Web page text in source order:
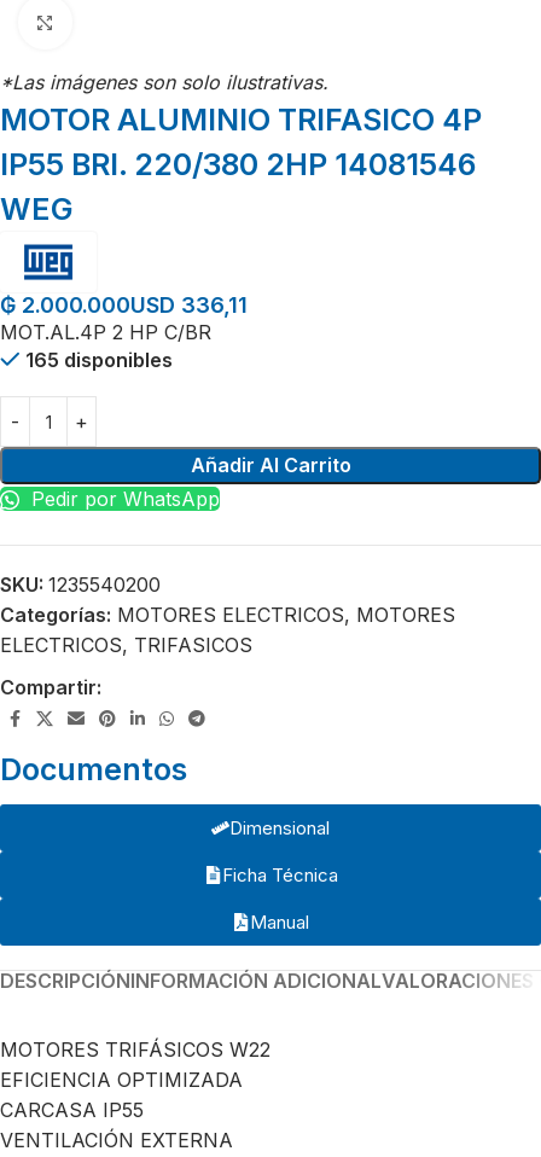
*Las imágenes son solo ilustrativas.
MOTOR ALUMINIO TRIFASICO 4P
IP55 BRI. 220/380 2HP 14081546
WEG
₲ 2.000.000USD 336,11
MOT.AL.4P 2 HP C/BR
165 disponibles
Añadir Al Carrito
Pedir por WhatsApp
SKU: 1235540200
Categorías: MOTORES ELECTRICOS, MOTORES
ELECTRICOS, TRIFASICOS
Compartir:
Documentos
Dimensional
Ficha Técnica
Manual
DESCRIPCIÓNINFORMACIÓN ADICIONAL
MOTORES TRIFÁSICOS W22
EFICIENCIA OPTIMIZADA
CARCASA IP55
VENTILACIÓN EXTERNA